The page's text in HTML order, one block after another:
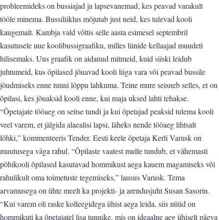
probleemideks on bussiajad ja lapsevanemad, kes peavad varakult
tööle minema. Bussiliiklus mõjutab just neid, kes tulevad kooli
kaugemalt. Kambja vald võttis selle aasta esimesel septembril
kasutusele uue koolibussigraafiku, milles liinide kellaajad muudeti
hilisemaks. Uus graafik on aidanud mitmeid, kuid siiski leidub
juhtumeid, kus õpilased jõuavad kooli liiga vara või peavad bussile
jõudmiseks enne tunni lõppu lahkuma. Teine mure seisneb selles, et on
õpilasi, kes jõuaksid kooli enne, kui maja uksed lahti tehakse.
“Õpetajate tööaeg on seitse tundi ja kui õpetajad peaksid tulema kooli
veel varem, et jälgida alaealisi lapsi, läheks nende tööaeg lihtsalt
lõhki,” kommenteeris Tender. Eesti keele õpetaja Kerli Varusk on
muutusega väga rahul. “Õpilaste vaatest mulle tundub, et vähemasti
põhikooli õpilased kasutavad hommikust aega kauem magamiseks või
rahulikult oma toimetuste tegemiseks,” lausus Varusk. Tema
arvamusega on ühte meelt ka projekti- ja arendusjuht Susan Sasorin.
“Kui varem oli raske kolleegidega ühist aega leida, siis nüüd on
hommikuti ka õpetajatel lisa tunnike, mis on ideaalne aeg ühiselt päeva